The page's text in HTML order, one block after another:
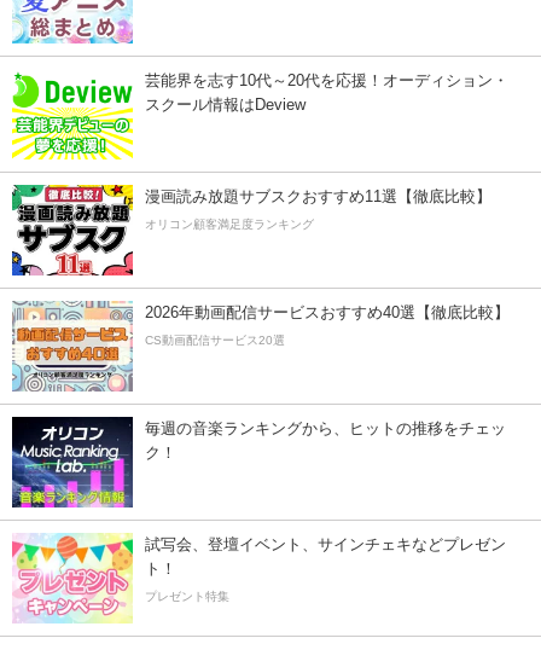
芸能界を志す10代～20代を応援！オーディション・
スクール情報はDeview
漫画読み放題サブスクおすすめ11選【徹底比較】
オリコン顧客満足度ランキング
2026年動画配信サービスおすすめ40選【徹底比較】
CS動画配信サービス20選
毎週の音楽ランキングから、ヒットの推移をチェッ
ク！
試写会、登壇イベント、サインチェキなどプレゼン
ト！
プレゼント特集